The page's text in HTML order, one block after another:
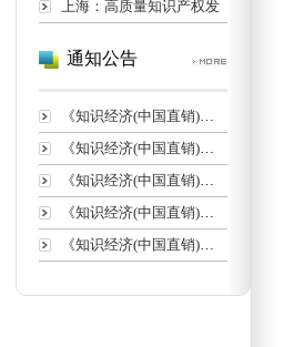
上海：高质量知识产权发
通知公告
《知识经济(中国直销)》征
《知识经济(中国直销)》投
《知识经济(中国直销)》收
《知识经济(中国直销)》数
《知识经济(中国直销)》栏